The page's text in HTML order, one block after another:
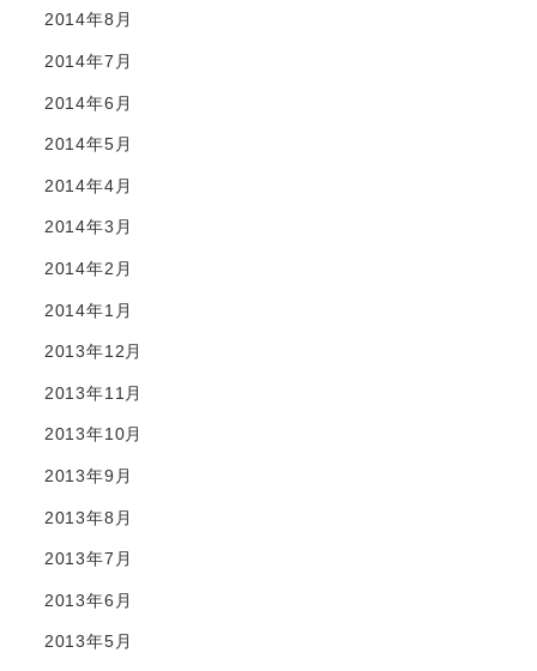
2014年8月
2014年7月
2014年6月
2014年5月
2014年4月
2014年3月
2014年2月
2014年1月
2013年12月
2013年11月
2013年10月
2013年9月
2013年8月
2013年7月
2013年6月
2013年5月